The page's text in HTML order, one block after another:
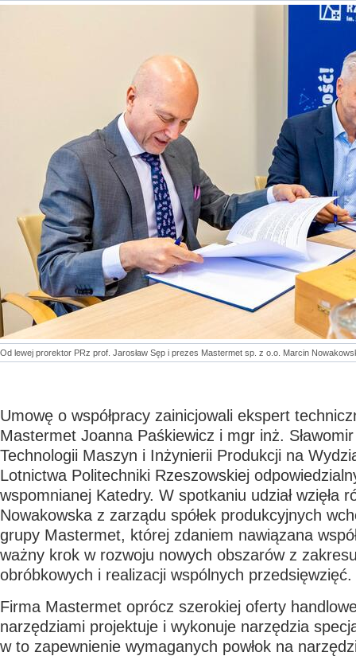
Od lewej prorektor PRz prof. Jarosław Sęp i prezes Mastermet sp. z o.o. Marcin
Umowę o współpracy zainicjowali ekspert
Mastermet Joanna Paśkiewicz i mgr inż.
Technologii Maszyn i Inżynierii Produkcji na
Lotnictwa Politechniki Rzeszowskiej
wspomnianej Katedry. W spotkaniu udział wzięła
Nowakowska z zarządu spółek produkcyjnych
grupy Mastermet, której zdaniem nawiązana
ważny krok w rozwoju nowych obszarów z
obróbkowych i realizacji wspólnych przedsięwzięć.
Firma Mastermet oprócz szerokiej oferty
narzędziami projektuje i wykonuje narzędzia
w to zapewnienie wymaganych powłok na